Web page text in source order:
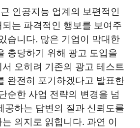
인공지능 업계의 보편적인
는 파격적인 행보를 보여주
습니다. 많은 기업이 막대한
충당하기 위해 광고 도입을
오히려 기존의 광고 테스트
완전히 포기하겠다고 발표한
순한 사업 전략의 변경을 넘
공하는 답변의 질과 신뢰도를
의지로 읽힙니다. 과연 이